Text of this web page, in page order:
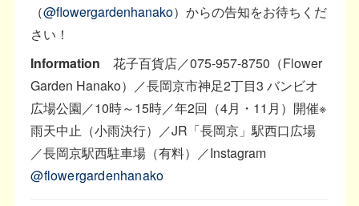
（@flowergardenhanako）からの告知をお待ちくだ
さい！
Information 花子百貨店／075-957-8750（Flower
Garden Hanako）／長岡京市神足2丁目3 バンビオ
広場公園／10時～15時／年2回（4月・11月）開催※
雨天中止（小雨決行）／JR「長岡京」駅西口広場
／長岡京駅西駐車場（有料）／Instagram
@flowergardenhanako